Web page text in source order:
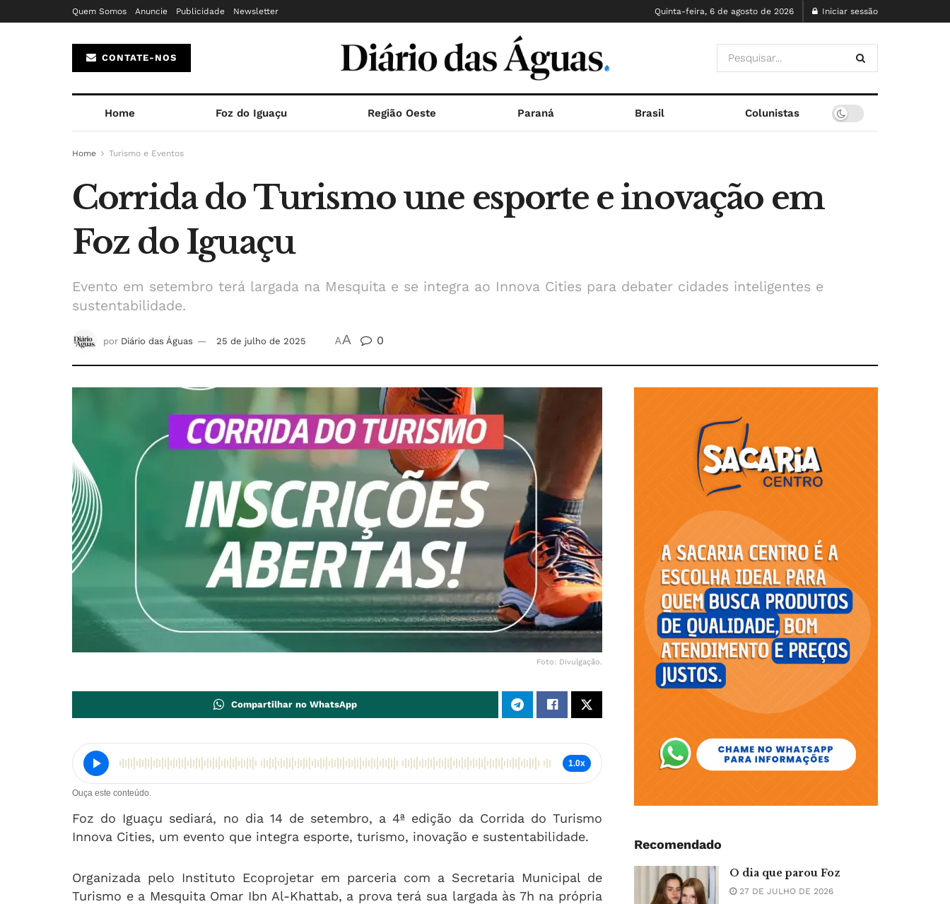
Quem Somos Anuncie Publicidade Newsletter Quinta-feira, 6 de agosto de 2026 Iniciar sessão
CONTATE-NOS
Home Foz do Iguaçu Região Oeste Paraná Brasil Colunistas
Home Turismo e Eventos
Corrida do Turismo une esporte e inovação em
Foz do Iguaçu
Evento em setembro terá largada na Mesquita e se integra ao Innova Cities para debater cidades inteligentes e
sustentabilidade.
por Diário das Águas 25 de julho de 2025 AA 0
Foto: Divulgação.
Compartilhar no WhatsApp
1.0x
Ouça este conteúdo.
Foz do Iguaçu sediará, no dia 14 de setembro, a 4ª edição da Corrida do Turismo
Innova Cities, um evento que integra esporte, turismo, inovação e sustentabilidade.
Organizada pelo Instituto Ecoprojetar em parceria com a Secretaria Municipal de
Turismo e a Mesquita Omar Ibn Al-Khattab, a prova terá sua largada às 7h na própria
Recomendado
O dia que parou Foz
27 DE JULHO DE 2026